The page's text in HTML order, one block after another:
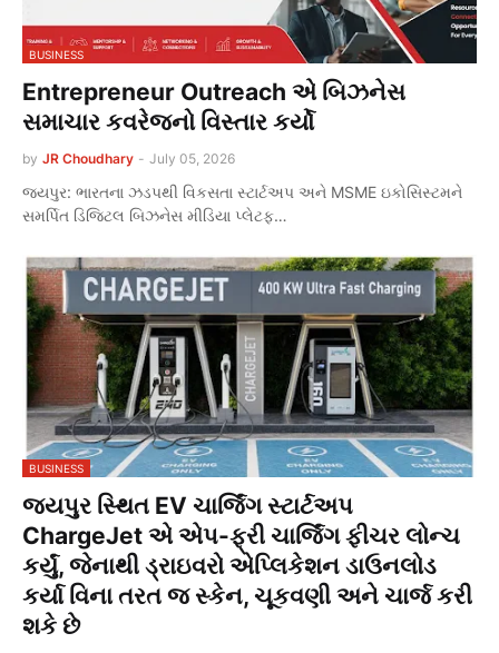
BUSINESS
Entrepreneur Outreach એ બિઝનેસ
સમાચાર કવરેજનો વિસ્તાર કર્યો
by JR Choudhary - July 05, 2026
જયપુર: ભારતના ઝડપથી વિકસતા સ્ટાર્ટઅપ અને MSME ઇકોસિસ્ટમને
સમર્પિત ડિજિટલ બિઝનેસ મીડિયા પ્લેટફ…
BUSINESS
જયપુર સ્થિત EV ચાર્જિંગ સ્ટાર્ટઅપ
ChargeJet એ એપ-ફ્રી ચાર્જિંગ ફીચર લોન્ચ
કર્યું, જેનાથી ડ્રાઇવરો એપ્લિકેશન ડાઉનલોડ
કર્યા વિના તરત જ સ્કેન, ચૂકવણી અને ચાર્જ કરી
શકે છે